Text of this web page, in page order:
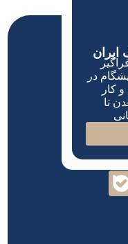
ایران
در
کار
تا